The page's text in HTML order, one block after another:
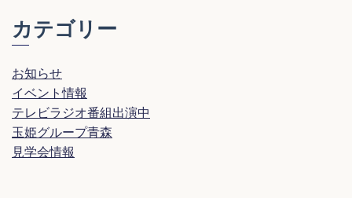
カテゴリー
お知らせ
イベント情報
テレビラジオ番組出演中
玉姫グループ青森
見学会情報